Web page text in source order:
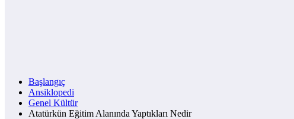
Başlangıç
Ansiklopedi
Genel Kültür
Atatürkün Eğitim Alanında Yaptıkları Nedir